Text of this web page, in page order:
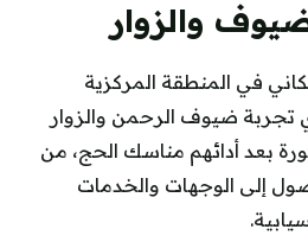
والزوار
في المنطقة المركزية
تجربة ضيوف الرحمن والزوار
بعد أدائهم مناسك الحج، من
إلى الوجهات والخدمات